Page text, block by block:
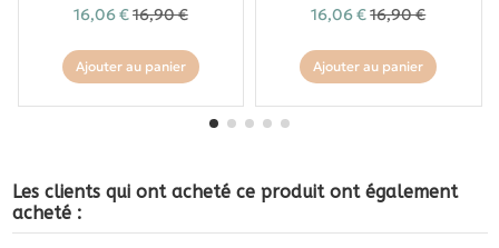
16,06 €16,90 €
Ajouter au panier
16,06 €16,90 €
Ajouter au panier
Les clients qui ont acheté ce produit ont également
acheté :